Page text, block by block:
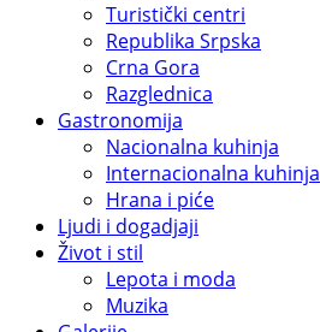
Turistički centri
Republika Srpska
Crna Gora
Razglednica
Gastronomija
Nacionalna kuhinja
Internacionalna kuhinja
Hrana i piće
Ljudi i dogadjaji
Život i stil
Lepota i moda
Muzika